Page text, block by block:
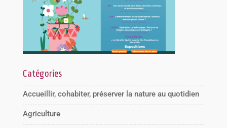
Catégories
Accueillir, cohabiter, préserver la nature au quotidien
Agriculture